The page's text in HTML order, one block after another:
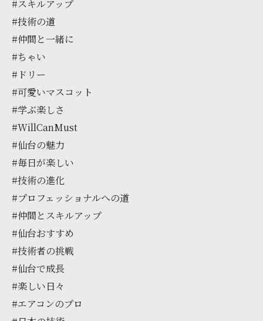
#スキルアップ
#技術の道
#仲間と一緒に
#ちゃい
#ドリー
#可愛いマスコット
#学ぶ楽しさ
#WillCanMust
#仙台の魅力
#毎日が楽しい
#技術の進化
#プロフェッショナルへの道
#仲間とスキルアップ
#仙台おすすめ
#技術者の挑戦
#仙台で成長
#楽しい日々
#エアコンのプロ